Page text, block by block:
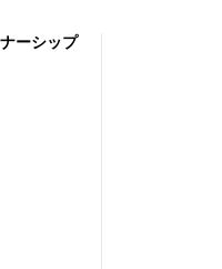
ーシップ